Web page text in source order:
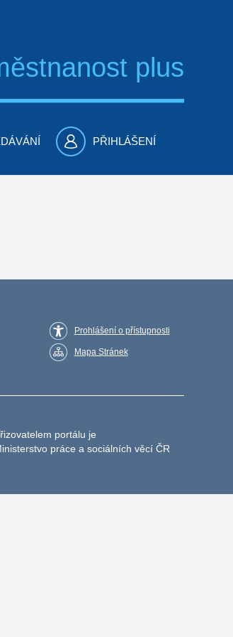
plus
PŘIHLÁŠENÍ
Prohlášení o přístupnosti
Mapa Stránek
portálu je
práce a sociálních věcí ČR